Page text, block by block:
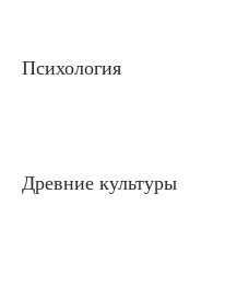
Психология
Древние культуры